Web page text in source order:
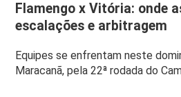
Flamengo x Vitória: onde
escalações e arbitragem
Equipes se enfrentam neste
Maracanã, pela 22ª rodada do